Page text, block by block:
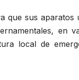
que sus aparatos
en
local de